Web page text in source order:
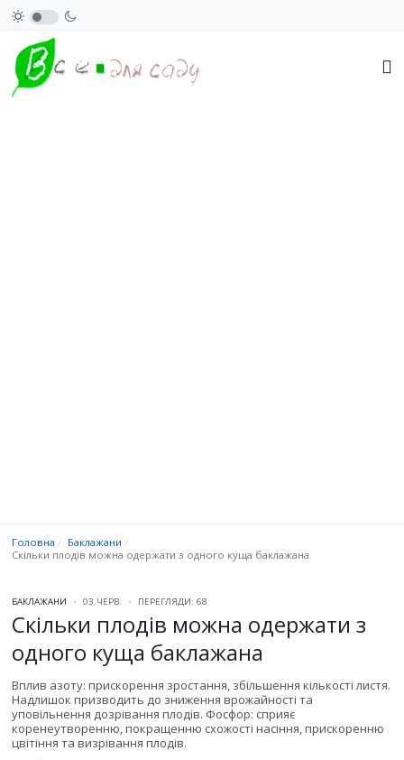
Головна
Баклажани
Скільки плодів можна одержати з одного куща баклажана
БАКЛАЖАНИ 03.ЧЕРВ. ПЕРЕГЛЯДИ: 68
Скільки плодів можна одержати з
одного куща баклажана
Вплив азоту: прискорення зростання, збільшення кількості листя.
Надлишок призводить до зниження врожайності та
уповільнення дозрівання плодів. Фосфор: сприяє
коренеутворенню, покращенню схожості насіння, прискоренню
цвітіння та визрівання плодів.